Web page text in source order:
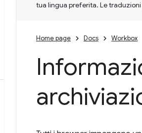
tua lingua preferita. Le
Home page Docs Workbox